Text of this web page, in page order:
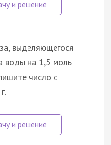
выделяющегося
воды на 1,5 моль
число с